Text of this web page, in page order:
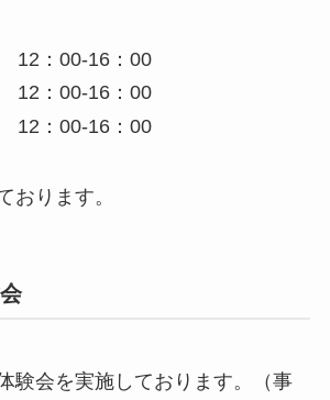
：00-16：00
12：00-16：00
12：00-16：00
おります。
験会を実施しております。（事